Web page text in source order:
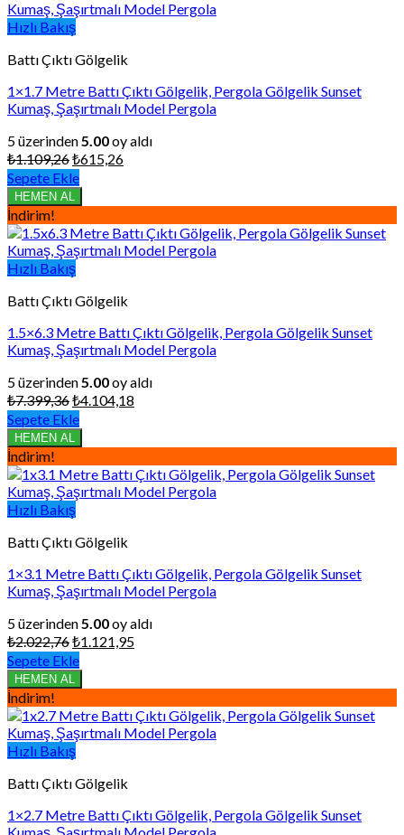
Hızlı Bakış
Battı Çıktı Gölgelik
1×1.7 Metre Battı Çıktı Gölgelik, Pergola Gölgelik Sunset
Kumaş, Şaşırtmalı Model Pergola
5 üzerinden 5.00oy aldı
₺1.109,26Orijinal
fiyat:
₺1.109,26.
₺615,26
₺615,26.
Sepete Ekle
HEMEN AL
İndirim!
Hızlı Bakış
Battı Çıktı Gölgelik
1.5×6.3 Metre Battı Çıktı Gölgelik, Pergola Gölgelik Sunset
Kumaş, Şaşırtmalı Model Pergola
5 üzerinden 5.00oy aldı
₺7.399,36Orijinal
fiyat:
₺7.399,36.
₺4.104,18
₺4.104,18.
Sepete Ekle
HEMEN AL
İndirim!
Hızlı Bakış
Battı Çıktı Gölgelik
1×3.1 Metre Battı Çıktı Gölgelik, Pergola Gölgelik Sunset
Kumaş, Şaşırtmalı Model Pergola
5 üzerinden 5.00oy aldı
₺2.022,76Orijinal
fiyat:
₺2.022,76.
₺1.121,95
₺1.121,95.
Sepete Ekle
HEMEN AL
İndirim!
Hızlı Bakış
Battı Çıktı Gölgelik
1×2.7 Metre Battı Çıktı Gölgelik, Pergola Gölgelik Sunset